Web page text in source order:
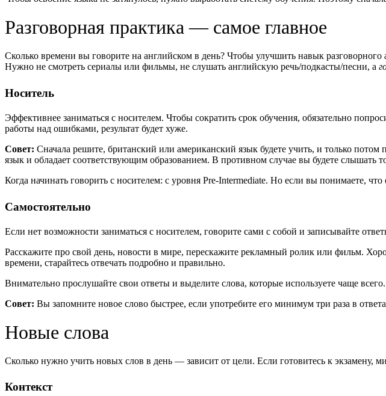
Разговорная практика — самое главное
Сколько времени вы говорите на английском в день? Чтобы улучшить навык
Нужно не смотреть сериалы или фильмы, не слушать английскую речь/подкасты/песни, а
Носитель
Эффективнее заниматься с носителем. Чтобы сократить срок обучения, обязательно
работы над ошибками, результат будет хуже.
Совет: Сначала решите, британский или американский язык будете учить, и только
язык и обладает соответствующим образованием. В противном случае вы будете слышать
Когда начинать говорить с носителем: с уровня Pre-Intermediate. Но если вы понимаете,
Самостоятельно
Если нет возможности заниматься с носителем, говорите сами с собой и записывайте
Расскажите про свой день, новости в мире, перескажите рекламный ролик или фильм.
времени, старайтесь отвечать подробно и правильно.
Внимательно прослушайте свои ответы и выделите слова, которые используете чаще
Совет: Вы запомните новое слово быстрее, если употребите его минимум три раза в
Новые слова
Сколько нужно учить новых слов в день — зависит от цели. Если готовитесь к
Контекст